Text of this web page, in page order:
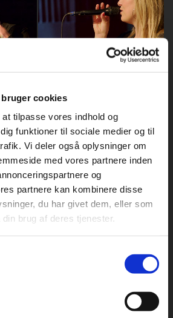
bruger cookies
tilpasse vores indhold og
funktioner til sociale medier og til
Vi deler også oplysninger om
med vores partnere inden
og
partnere kan kombinere disse
du har givet dem, eller som
brug af deres tjenester.
- Sønderborghus